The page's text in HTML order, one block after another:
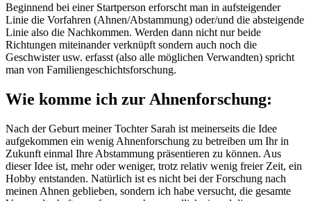
Beginnend bei einer Startperson erforscht man in aufsteigender
Linie die Vorfahren (Ahnen/Abstammung) oder/und die absteigende
Linie also die Nachkommen. Werden dann nicht nur beide
Richtungen miteinander verknüpft sondern auch noch die
Geschwister usw. erfasst (also alle möglichen Verwandten) spricht
man von Familiengeschichtsforschung.
Wie komme ich zur Ahnenforschung:
Nach der Geburt meiner Tochter Sarah ist meinerseits die Idee
aufgekommen ein wenig Ahnenforschung zu betreiben um Ihr in
Zukunft einmal Ihre Abstammung präsentieren zu können. Aus
dieser Idee ist, mehr oder weniger, trotz relativ wenig freier Zeit, ein
Hobby entstanden. Natürlich ist es nicht bei der Forschung nach
meinen Ahnen geblieben, sondern ich habe versucht, die gesamte